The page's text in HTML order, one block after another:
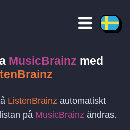
MusicBrainz med
ListenBrainz automatiskt
på MusicBrainz ändras.